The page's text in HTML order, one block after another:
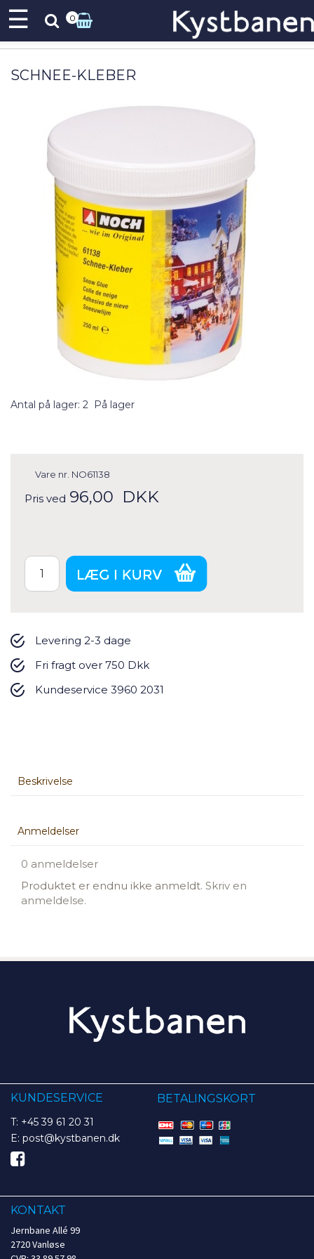
☰ 0
SCHNEE-KLEBER
Antal på lager: 2 På lager
Vare nr. NO61138
Pris ved 96,00 DKK
Levering 2-3 dage
Fri fragt over 750 Dkk
Kundeservice 3960 2031
Beskrivelse
Anmeldelser
0 anmeldelser
Produktet er endnu ikke anmeldt. Skriv en
anmeldelse.
KUNDESERVICE
T: +45 39 61 20 31
E: post@kystbanen.dk
BETALINGSKORT
KONTAKT
Jernbane Allé 99
2720 Vanløse